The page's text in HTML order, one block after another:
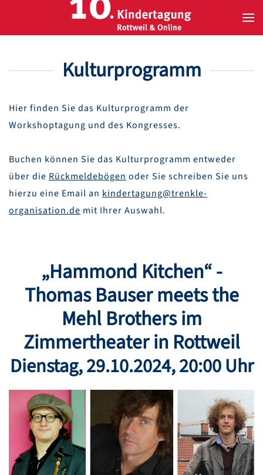
Zum Hauptinhalt springen
Kulturprogramm
Hier finden Sie das Kulturprogramm der
Workshoptagung und des Kongresses.
Buchen können Sie das Kulturprogramm entweder
über die Rückmeldebögen oder Sie schreiben Sie uns
hierzu eine Email an kindertagung@trenkle-
organisation.de mit Ihrer Auswahl.
„Hammond Kitchen“ -
Thomas Bauser meets the
Mehl Brothersim
Zimmertheater in Rottweil
Dienstag,29.10.2024, 20:00 Uhr